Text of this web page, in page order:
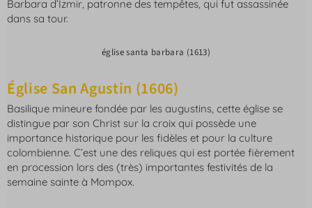
Barbara d’Izmir, patronne des tempêtes, qui fut assassinée
dans sa tour.
église santa barbara (1613)
Église San Agustin (1606)
Basilique mineure fondée par les augustins, cette église se
distingue par son Christ sur la croix qui possède une
importance historique pour les fidèles et pour la culture
colombienne. C’est une des reliques qui est portée fièrement
en procession lors des (très) importantes festivités de la
semaine sainte à Mompox.